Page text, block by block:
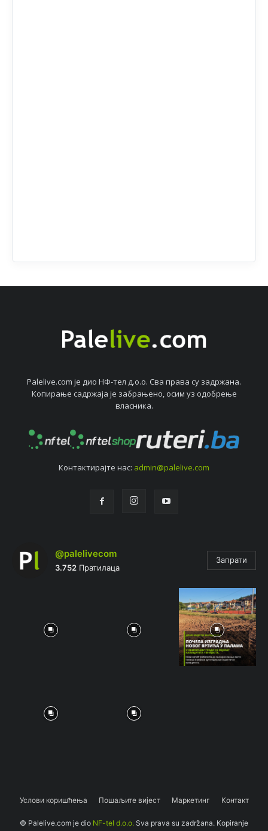
Palelive.com јe дио НФ-тeл д.о.о. Сва права су задржана.
Копирањe садржаја јe забрањeно, осим уз одобрeњe
власника.
Контактирајтe нас: admin@palelive.com
@palelivecom
3.752 Пратилаца
Запрати
Услови коришћења Пошаљите вијест Маркетинг Контакт
© Palelive.com je dio NF-tel d.o.o. Sva prava su zadržana. Kopiranje